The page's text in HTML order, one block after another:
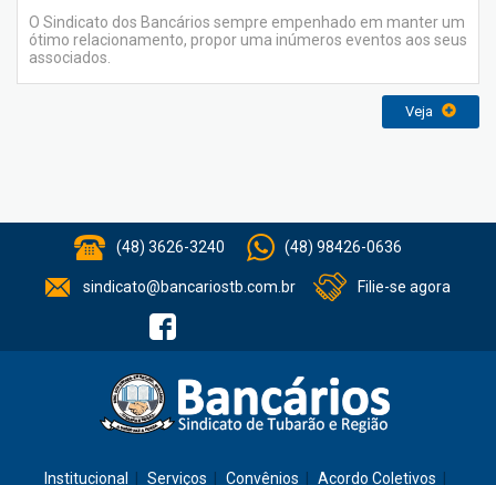
O Sindicato dos Bancários sempre empenhado em manter um
ótimo relacionamento, propor uma inúmeros eventos aos seus
associados.
Veja
(48) 3626-3240 (48) 98426-0636
sindicato@bancariostb.com.br Filie-se agora
Institucional Serviços Convênios Acordo Coletivos